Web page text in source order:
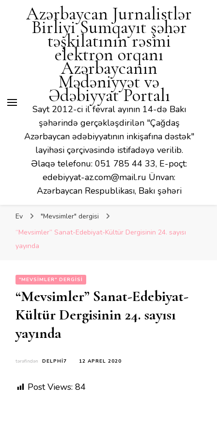
Mədəniyyət və Ədəbiyyat
Portalı
Azərbaycan Jurnalistlər
Birliyi Sumqayıt şəhər
təşkilatının rəsmi
elektron orqanı
Azərbaycanın
Mədəniyyət və
Ədəbiyyat Portalı
Sayt 2012-ci il fevral ayının 14-də Bakı
şəhərində gerçəkləşdirilən "Çağdaş
Azərbaycan ədəbiyyatının inkişafına dəstək"
layihəsi çərçivəsində istifadəyə verilib.
Əlaqə telefonu: 051 785 44 33, E-poçt:
edebiyyat-az.com@mail.ru Ünvan:
Azərbaycan Respublikası, Bakı şəhəri
Ev
"Mevsimler" dergisi
“Mevsimler” Sanat-Edebiyat-Kültür Dergisinin 24. sayısı
yayında
"MEVSIMLER" DERGISI
“Mevsimler” Sanat-Edebiyat-
Kültür Dergisinin 24. sayısı
yayında
tərəfindən DELPHI7 12 APREL 2020
Post Views: 84